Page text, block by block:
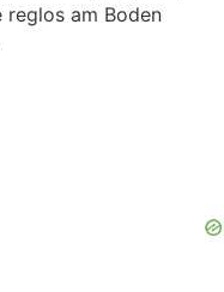
reglos am Boden